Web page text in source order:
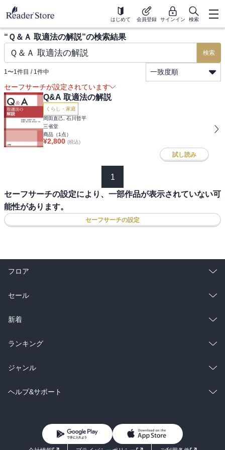
はじめて 会員登録 サインイン 検索
“ Ｑ＆Ａ 取適法の解説”の検索結果
検索
1〜1件目 / 1件中
一致度順
セーフサーチが設定されています
Q&A 取適法の解説
くらし・家庭
岡田直己, 石川哲平
三省堂
商品（1 点）
¥2,800 (税込)
試し読み
1
セーフサーチの設定により、一部作品が表示されていない可
能性があります。
セーフサーチの設定
フロア
総合
ラノベ
雑誌・グラビア
BL・TL
セール
総合
ラノベ
雑誌・グラビア
BL・TL
新着
総合
ラノベ
雑誌・グラビア
ランキング
総合
ラノベ
ジャンル
コミック
ライトノベル 男子向けラノベ
ヘルプ&サポート
よくあるご質問
お問い合わせ